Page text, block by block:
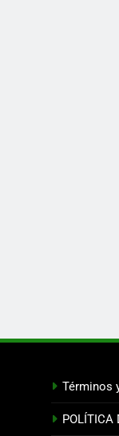
Términos
POLÍTICA